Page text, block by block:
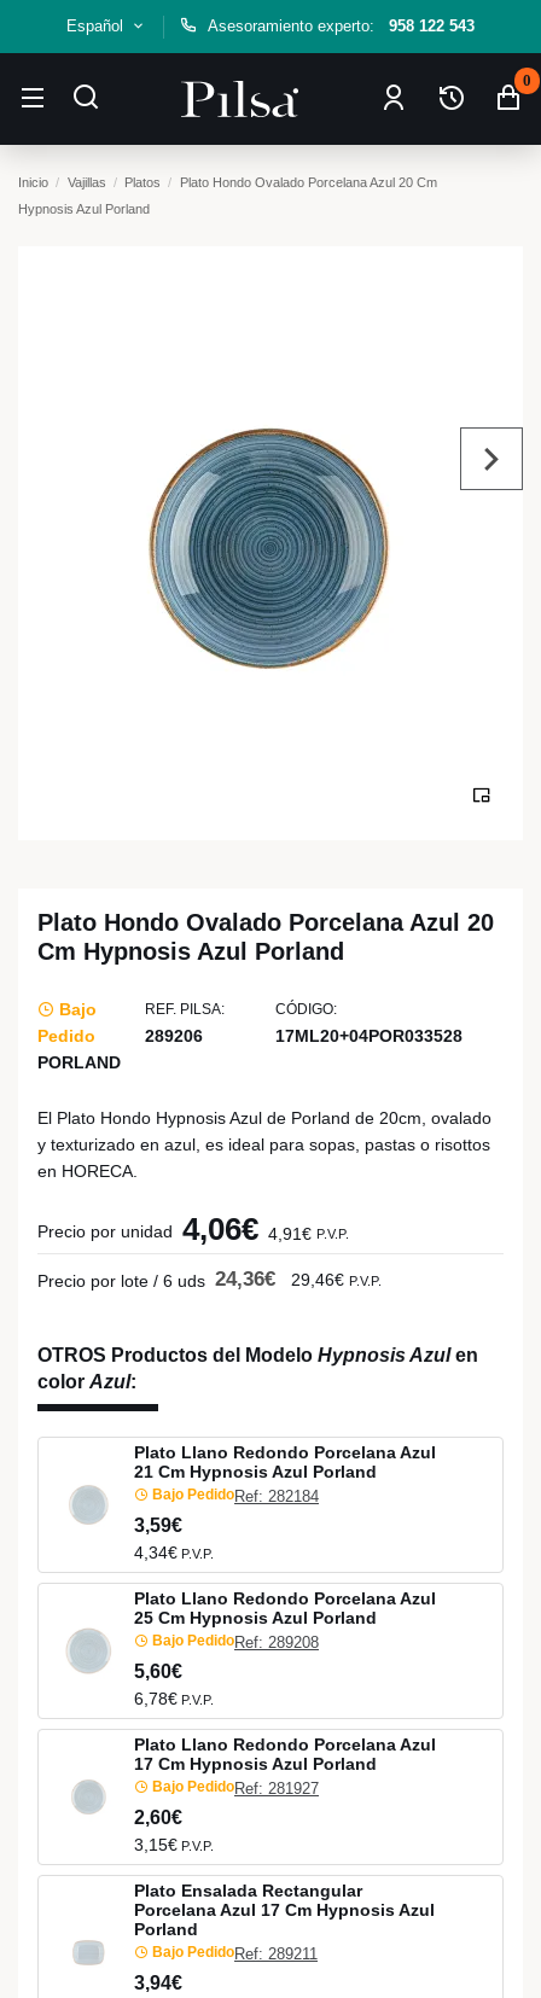
Español Asesoramiento experto: 958 122 543
0
Inicio Vajillas Platos
Plato Hondo Ovalado Porcelana Azul 20 Cm
Hypnosis Azul Porland
Plato Hondo Ovalado Porcelana Azul 20
Cm Hypnosis Azul Porland
Bajo
Pedido
REF. PILSA:
289206
CÓDIGO:
17ML20+04POR033528
PORLAND
El Plato Hondo Hypnosis Azul de Porland de 20cm, ovalado
y texturizado en azul, es ideal para sopas, pastas o risottos
en HORECA.
Precio por unidad 4,06€ 4,91€ P.V.P.
Precio por lote / 6 uds 24,36€ 29,46€ P.V.P.
OTROS Productos del Modelo Hypnosis Azulen
color Azul:
Plato Llano Redondo Porcelana Azul
21 Cm Hypnosis Azul Porland
Bajo PedidoRef: 282184
3,59€
4,34€ P.V.P.
Plato Llano Redondo Porcelana Azul
25 Cm Hypnosis Azul Porland
Bajo PedidoRef: 289208
5,60€
6,78€ P.V.P.
Plato Llano Redondo Porcelana Azul
17 Cm Hypnosis Azul Porland
Bajo PedidoRef: 281927
2,60€
3,15€ P.V.P.
Plato Ensalada Rectangular
Porcelana Azul 17 Cm Hypnosis Azul
Porland
Bajo PedidoRef: 289211
3,94€